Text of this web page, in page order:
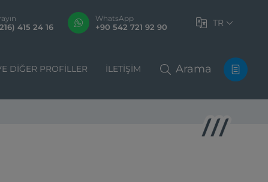
415 24 16
WhatsApp
+90 542 721 92 90 TR
DIĞER PROFILLER İLETIŞIM Arama